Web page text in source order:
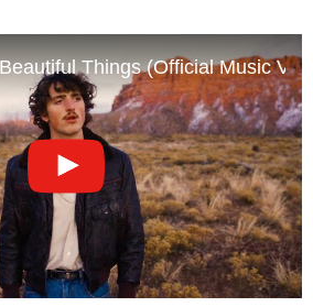
Things (Official Music